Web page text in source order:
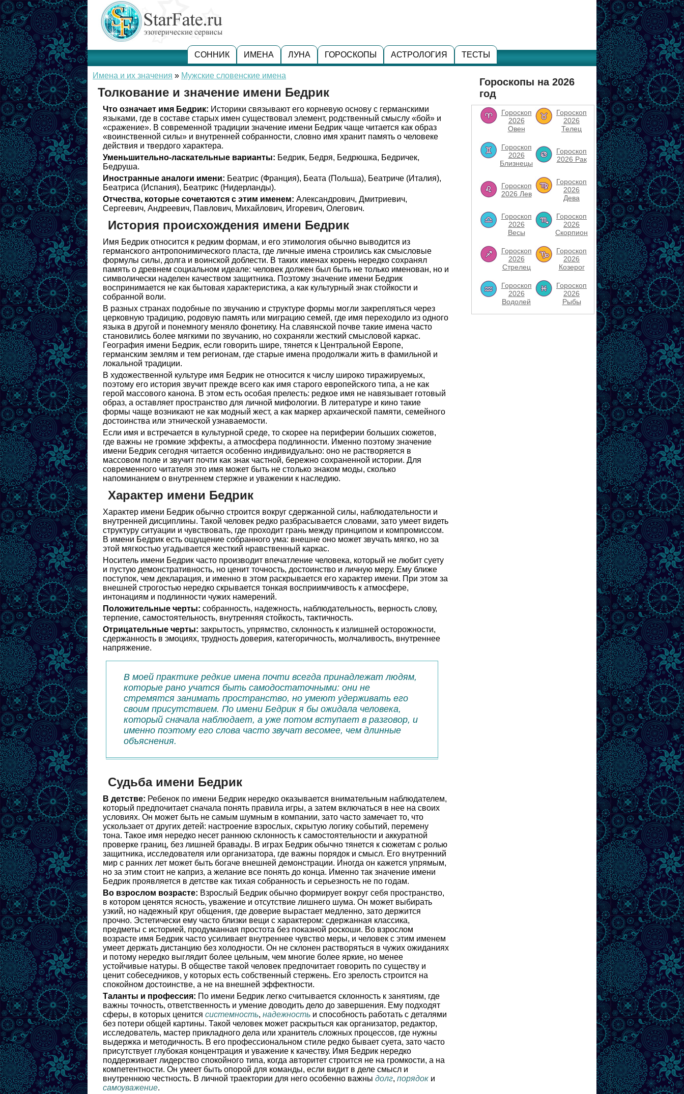
СОННИК ИМЕНА ЛУНА ГОРОСКОПЫ АСТРОЛОГИЯ ТЕСТЫ
Имена и их значения » Мужские словенские имена
Толкование и значение имени Бедрик
Что означает имя Бедрик: Историки связывают его корневую основу с германскими
языками, где в составе старых имен существовал элемент, родственный смыслу «бой» и
«сражение». В современной традиции значение имени Бедрик чаще читается как образ
«воинственной силы» и внутренней собранности, словно имя хранит память о человеке
действия и твердого характера.
Уменьшительно-ласкательные варианты: Бедрик, Бедря, Бедрюшка, Бедричек,
Бедруша.
Иностранные аналоги имени: Беатрис (Франция), Беата (Польша), Беатриче (Италия),
Беатриса (Испания), Беатрикс (Нидерланды).
Отчества, которые сочетаются с этим именем: Александрович, Дмитриевич,
Сергеевич, Андреевич, Павлович, Михайлович, Игоревич, Олегович.
История происхождения имени Бедрик
Имя Бедрик относится к редким формам, и его этимология обычно выводится из
германского антропонимического пласта, где личные имена строились как смысловые
формулы силы, долга и воинской доблести. В таких именах корень нередко сохранял
память о древнем социальном идеале: человек должен был быть не только именован, но и
символически наделен качеством защитника. Поэтому значение имени Бедрик
воспринимается не как бытовая характеристика, а как культурный знак стойкости и
собранной воли.
В разных странах подобные по звучанию и структуре формы могли закрепляться через
церковную традицию, родовую память или миграцию семей, где имя переходило из одного
языка в другой и понемногу меняло фонетику. На славянской почве такие имена часто
становились более мягкими по звучанию, но сохраняли жесткий смысловой каркас.
География имени Бедрик, если говорить шире, тянется к Центральной Европе,
германским землям и тем регионам, где старые имена продолжали жить в фамильной и
локальной традиции.
В художественной культуре имя Бедрик не относится к числу широко тиражируемых,
поэтому его история звучит прежде всего как имя старого европейского типа, а не как
герой массового канона. В этом есть особая прелесть: редкое имя не навязывает готовый
образ, а оставляет пространство для личной мифологии. В литературе и кино такие
формы чаще возникают не как модный жест, а как маркер архаической памяти, семейного
достоинства или этнической узнаваемости.
Если имя и встречается в культурной среде, то скорее на периферии больших сюжетов,
где важны не громкие эффекты, а атмосфера подлинности. Именно поэтому значение
имени Бедрик сегодня читается особенно индивидуально: оно не растворяется в
массовом поле и звучит почти как знак частной, бережно сохраненной истории. Для
современного читателя это имя может быть не столько знаком моды, сколько
напоминанием о внутреннем стержне и уважении к наследию.
Характер имени Бедрик
Характер имени Бедрик обычно строится вокруг сдержанной силы, наблюдательности и
внутренней дисциплины. Такой человек редко разбрасывается словами, зато умеет видеть
структуру ситуации и чувствовать, где проходит грань между принципом и компромиссом.
В имени Бедрик есть ощущение собранного ума: внешне оно может звучать мягко, но за
этой мягкостью угадывается жесткий нравственный каркас.
Носитель имени Бедрик часто производит впечатление человека, который не любит суету
и пустую демонстративность, но ценит точность, достоинство и личную меру. Ему ближе
поступок, чем декларация, и именно в этом раскрывается его характер имени. При этом за
внешней строгостью нередко скрывается тонкая восприимчивость к атмосфере,
интонациям и подлинности чужих намерений.
Положительные черты: собранность, надежность, наблюдательность, верность слову,
терпение, самостоятельность, внутренняя стойкость, тактичность.
Отрицательные черты: закрытость, упрямство, склонность к излишней осторожности,
сдержанность в эмоциях, трудность доверия, категоричность, молчаливость, внутреннее
напряжение.
В моей практике редкие имена почти всегда принадлежат людям,
которые рано учатся быть самодостаточными: они не
стремятся занимать пространство, но умеют удерживать его
своим присутствием. По имени Бедрик я бы ожидала человека,
который сначала наблюдает, а уже потом вступает в разговор, и
именно поэтому его слова часто звучат весомее, чем длинные
объяснения.
Судьба имени Бедрик
В детстве: Ребенок по имени Бедрик нередко оказывается внимательным наблюдателем,
который предпочитает сначала понять правила игры, а затем включаться в нее на своих
условиях. Он может быть не самым шумным в компании, зато часто замечает то, что
ускользает от других детей: настроение взрослых, скрытую логику событий, перемену
тона. Такое имя нередко несет раннюю склонность к самостоятельности и аккуратной
проверке границ, без лишней бравады. В играх Бедрик обычно тянется к сюжетам с ролью
защитника, исследователя или организатора, где важны порядок и смысл. Его внутренний
мир с ранних лет может быть богаче внешней демонстрации. Иногда он кажется упрямым,
но за этим стоит не каприз, а желание все понять до конца. Именно так значение имени
Бедрик проявляется в детстве как тихая собранность и серьезность не по годам.
Во взрослом возрасте: Взрослый Бедрик обычно формирует вокруг себя пространство,
в котором ценятся ясность, уважение и отсутствие лишнего шума. Он может выбирать
узкий, но надежный круг общения, где доверие вырастает медленно, зато держится
прочно. Эстетически ему часто близки вещи с характером: сдержанная классика,
предметы с историей, продуманная простота без показной роскоши. Во взрослом
возрасте имя Бедрик часто усиливает внутреннее чувство меры, и человек с этим именем
умеет держать дистанцию без холодности. Он не склонен растворяться в чужих ожиданиях
и потому нередко выглядит более цельным, чем многие более яркие, но менее
устойчивые натуры. В обществе такой человек предпочитает говорить по существу и
ценит собеседников, у которых есть собственный стержень. Его зрелость строится на
спокойном достоинстве, а не на внешней эффектности.
Таланты и профессия: По имени Бедрик легко считывается склонность к занятиям, где
важны точность, ответственность и умение доводить дело до завершения. Ему подходят
сферы, в которых ценится системность, надежность и способность работать с деталями
без потери общей картины. Такой человек может раскрыться как организатор, редактор,
исследователь, мастер прикладного дела или хранитель сложных процессов, где нужны
выдержка и методичность. В его профессиональном стиле редко бывает суета, зато часто
присутствует глубокая концентрация и уважение к качеству. Имя Бедрик нередко
поддерживает лидерство спокойного типа, когда авторитет строится не на громкости, а на
компетентности. Он умеет быть опорой для команды, если видит в деле смысл и
внутреннюю честность. В личной траектории для него особенно важны долг, порядок и
самоуважение.
Гороскопы на 2026
год
Гороскоп
2026
Овен
Гороскоп
2026
Телец
Гороскоп
2026
Близнецы
Гороскоп
2026 Рак
Гороскоп
2026 Лев
Гороскоп
2026
Дева
Гороскоп
2026
Весы
Гороскоп
2026
Скорпион
Гороскоп
2026
Стрелец
Гороскоп
2026
Козерог
Гороскоп
2026
Водолей
Гороскоп
2026
Рыбы